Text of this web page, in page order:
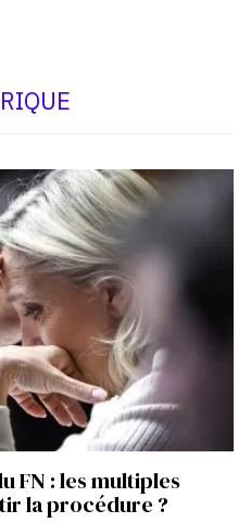
FN : les multiples
la procédure ?